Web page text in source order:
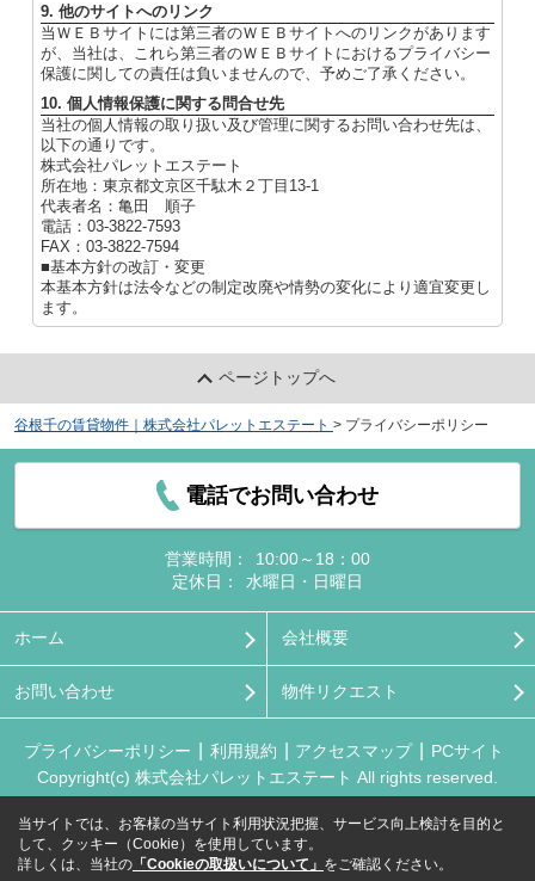
9. 他のサイトへのリンク
当ＷＥＢサイトには第三者のＷＥＢサイトへのリンクがあります
が、当社は、これら第三者のＷＥＢサイトにおけるプライバシー
保護に関しての責任は負いませんので、予めご了承ください。
10. 個人情報保護に関する問合せ先
当社の個人情報の取り扱い及び管理に関するお問い合わせ先は、
以下の通りです。
株式会社パレットエステート
所在地：東京都文京区千駄木２丁目13-1
代表者名：亀田 順子
電話：03-3822-7593
FAX：03-3822-7594
■基本方針の改訂・変更
本基本方針は法令などの制定改廃や情勢の変化により適宜変更し
ます。
ページトップへ
谷根千の賃貸物件｜株式会社パレットエステート > プライバシーポリシー
電話でお問い合わせ
営業時間：
10:00～18：00
定休日：
水曜日・日曜日
ホーム 会社概要
お問い合わせ 物件リクエスト
プライバシーポリシー 利用規約 アクセスマップ
PCサイト
Copyright(c) 株式会社パレットエステート All rights reserved.
当サイトでは、お客様の当サイト利用状況把握、サービス向上検討を目的と
して、クッキー（Cookie）を使用しています。
詳しくは、当社の 「Cookieの取扱いについて」 をご確認ください。